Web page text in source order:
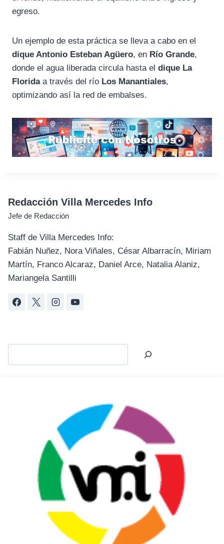
egreso.
Un ejemplo de esta práctica se lleva a cabo en el
dique Antonio Esteban Agüero, en Río Grande,
donde el agua liberada circula hasta el dique La
Floridaa través del río Los Manantiales,
optimizando así la red de embalses.
Redacción Villa Mercedes Info
Jefe de Redacción
Staff de Villa Mercedes Info:
Fabián Nuñez, Nora Viñales, César Albarracín, Miriam
Martín, Franco Alcaraz, Daniel Arce, Natalia Alaniz,
Mariangela Santilli